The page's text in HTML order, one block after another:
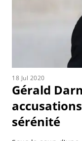
18 Jul 2020
Gérald
sérénité